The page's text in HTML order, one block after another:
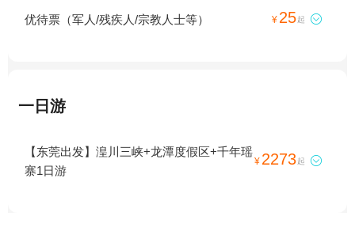
优待票（军人/残疾人/宗教人士等） ¥ 25起 
一日游
【东莞出发】湟川三峡+龙潭度假区+千年瑶
寨1日游
¥ 2273起 